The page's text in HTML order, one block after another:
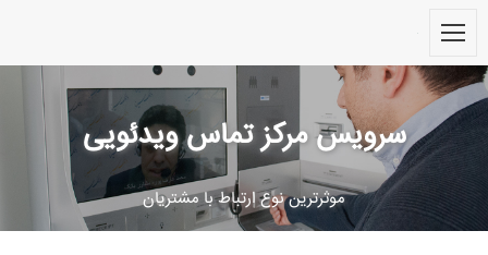
سرویس مرکز تماس ویدئویی
موثرترین نوع ارتباط با مشتریان